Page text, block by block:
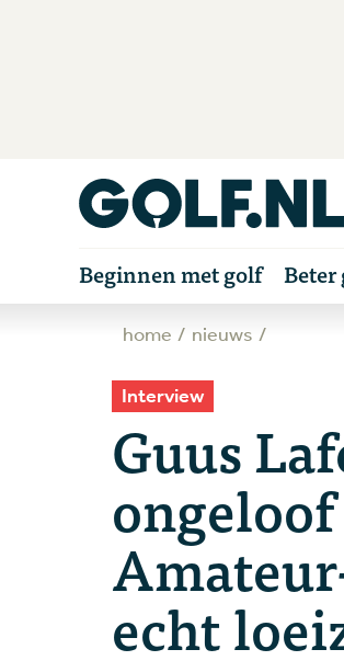
Beginnen met golf
home nieuws
Interview
Guus
echt